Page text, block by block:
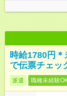
時給1780円
で伝票チェッ
派遣 職種未経験